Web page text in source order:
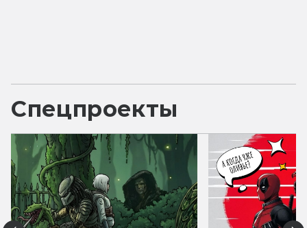
Спецпроекты